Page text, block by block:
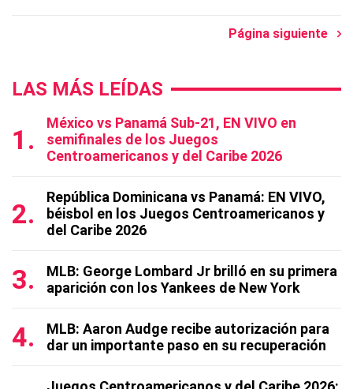
Página siguiente
LAS MÁS LEÍDAS
México vs Panamá Sub-21, EN VIVO en
semifinales de los Juegos
Centroamericanos y del Caribe 2026
República Dominicana vs Panamá: EN VIVO,
béisbol en los Juegos Centroamericanos y
del Caribe 2026
MLB: George Lombard Jr brilló en su primera
aparición con los Yankees de New York
MLB: Aaron Audge recibe autorización para
dar un importante paso en su recuperación